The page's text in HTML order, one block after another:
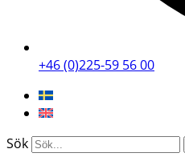
+46 (0)225-59 56 00
Sök